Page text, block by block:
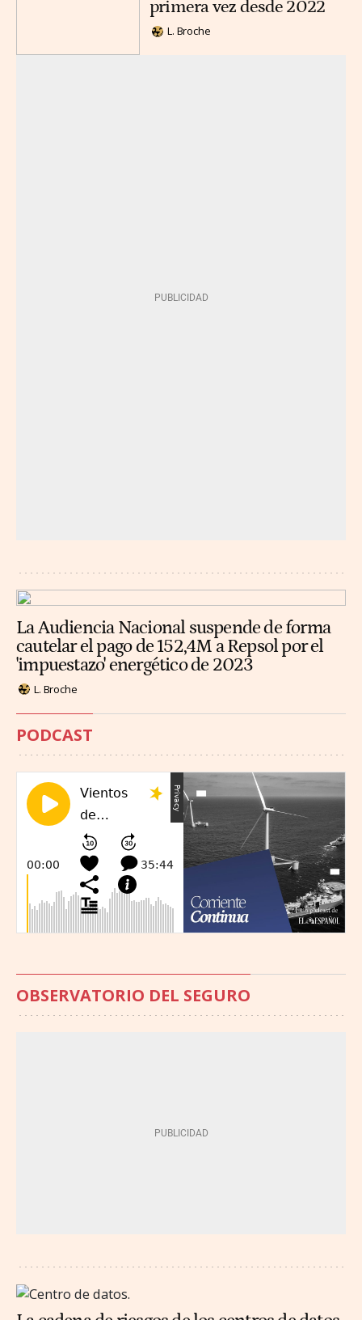
primera vez desde 2022
L. Broche
La Audiencia Nacional suspende de forma
cautelar el pago de 152,4M a Repsol por el
'impuestazo' energético de 2023
L. Broche
PODCAST
OBSERVATORIO DEL SEGURO